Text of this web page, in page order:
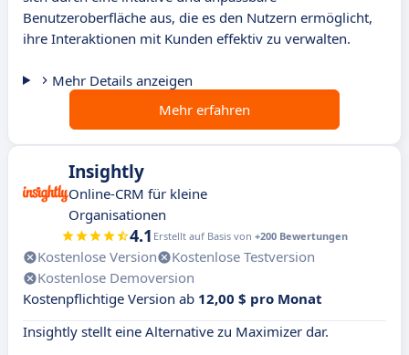
Benutzeroberfläche aus, die es den Nutzern ermöglicht,
ihre Interaktionen mit Kunden effektiv zu verwalten.
Mehr Details anzeigen
Mehr erfahren
Insightly
Online-CRM für kleine
Organisationen
4.1 Erstellt auf Basis von +200 Bewertungen
Kostenlose Version
Kostenlose Testversion
Kostenlose Demoversion
Kostenpflichtige Version ab 12,00 $ pro Monat
Insightly stellt eine Alternative zu Maximizer dar.